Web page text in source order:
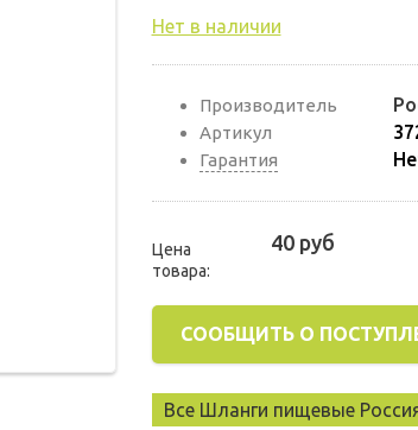
Нет в наличии
Производитель
Артикул
Гарантия
Цена
товара:
40 руб
СООБЩИТЬ О
Все Шланги пищевые